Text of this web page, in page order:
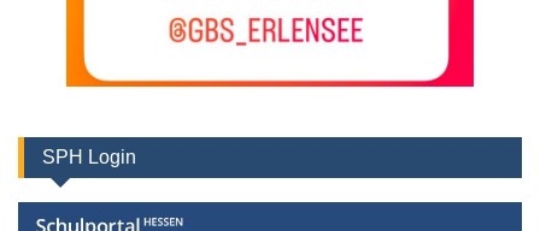
SPH Login